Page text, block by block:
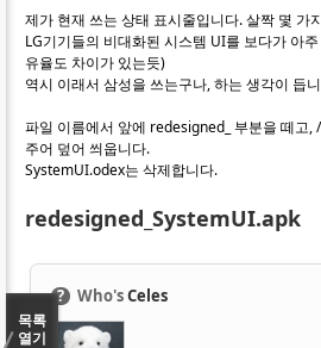
제가 현재 쓰는 상태 표시줄입니다.살짝 몇 가
LG기기들의 비대화된 시스템 UI를 보다가 아
유율도 차이가 있는듯)
역시 이래서 삼성을 쓰는구나, 하는 생각이 듭
파일 이름에서 앞에 redesigned_ 부분을 떼고
주어 덮어 씌웁니다.
SystemUI.odex는 삭제합니다.
redesigned_SystemUI.apk
? Who'sCeles
목록
열기
Sketchbook5, 스
Sketchbook5, 스